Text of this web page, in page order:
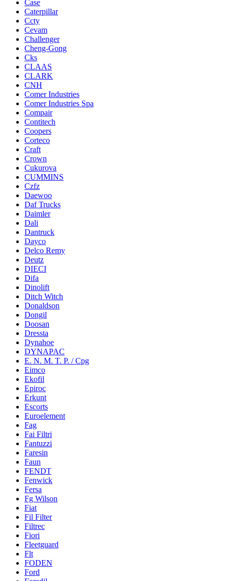
Case
Caterpillar
Ccty
Cevam
Challenger
Cheng-Gong
Cks
CLAAS
CLARK
CNH
Comer Industries
Comer Industries Spa
Compair
Contitech
Coopers
Corteco
Craft
Crown
Cukurova
CUMMINS
Czfz
Daewoo
Daf Trucks
Daimler
Dali
Dantruck
Dayco
Delco Remy
Deutz
DIECI
Difa
Dinolift
Ditch Witch
Donaldson
Dongil
Doosan
Dressta
Dynahoe
DYNAPAC
E. N. M. T. P. / Cpg
Eimco
Ekofil
Epiroc
Erkunt
Escorts
Euroelement
Fag
Fai Filtri
Fantuzzi
Faresin
Faun
FENDT
Fenwick
Fersa
Fg Wilson
Fiat
Fil Filter
Filtrec
Fiori
Fleetguard
Flt
FODEN
Ford